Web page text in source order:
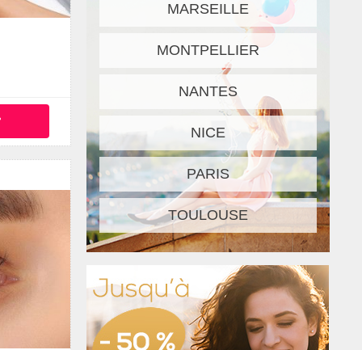
MARSEILLE
MONTPELLIER
NANTES
NICE
PARIS
TOULOUSE